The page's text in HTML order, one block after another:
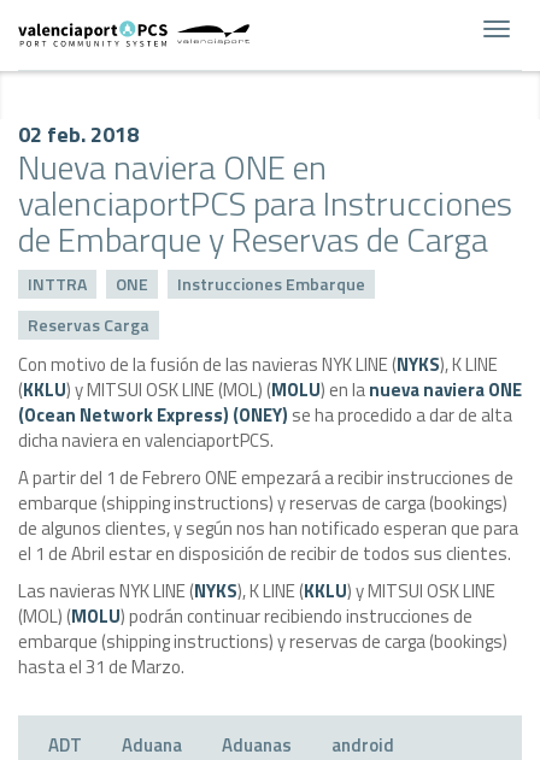
02 feb. 2018
Nueva naviera ONE en
valenciaportPCS para Instrucciones
de Embarque y Reservas de Carga
INTTRA ONE
Instrucciones Embarque
Reservas Carga
Con motivo de la fusión de las navieras NYK LINE (NYKS), K LINE
(KKLU) y MITSUI OSK LINE (MOL) (MOLU) en lanueva naviera ONE
(Ocean Network Express) (ONEY) se ha procedido a dar de alta
dicha naviera en valenciaportPCS.
A partir del 1 de Febrero ONE empezará a recibir instrucciones de
embarque (shipping instructions) y reservas de carga (bookings)
de algunos clientes, y según nos han notificado esperan que para
el 1 de Abril estar en disposición de recibir de todos sus clientes.
Las navieras NYK LINE (NYKS), K LINE (KKLU) y MITSUI OSK LINE
(MOL) (MOLU) podrán continuar recibiendo instrucciones de
embarque (shipping instructions) y reservas de carga (bookings)
hasta el 31 de Marzo.
ADT Aduana Aduanas
android